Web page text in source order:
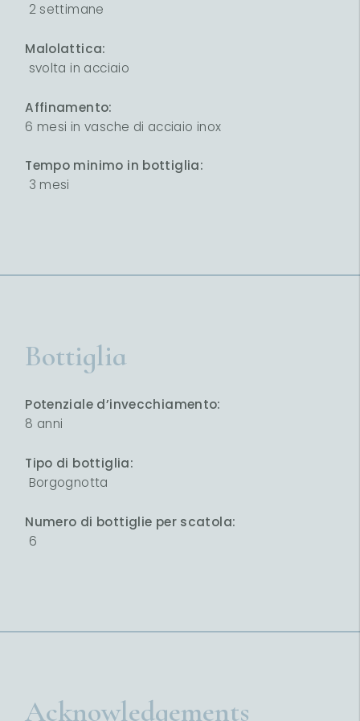
2 settimane
Malolattica:
svolta in acciaio
Affinamento:
6 mesi in vasche di acciaio inox
Tempo minimo in bottiglia:
3 mesi
Bottiglia
Potenziale d’invecchiamento:
8 anni
Tipo di bottiglia:
Borgognotta
Numero di bottiglie per scatola:
6
Acknowledgements